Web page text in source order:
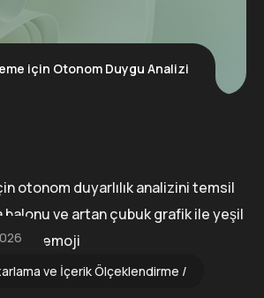
için Otonom Duygu Analizi
ve İçerik Ölçeklendirme